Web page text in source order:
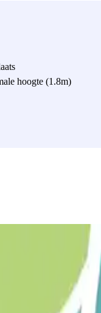
hoogte (1.8m)
de automaat.